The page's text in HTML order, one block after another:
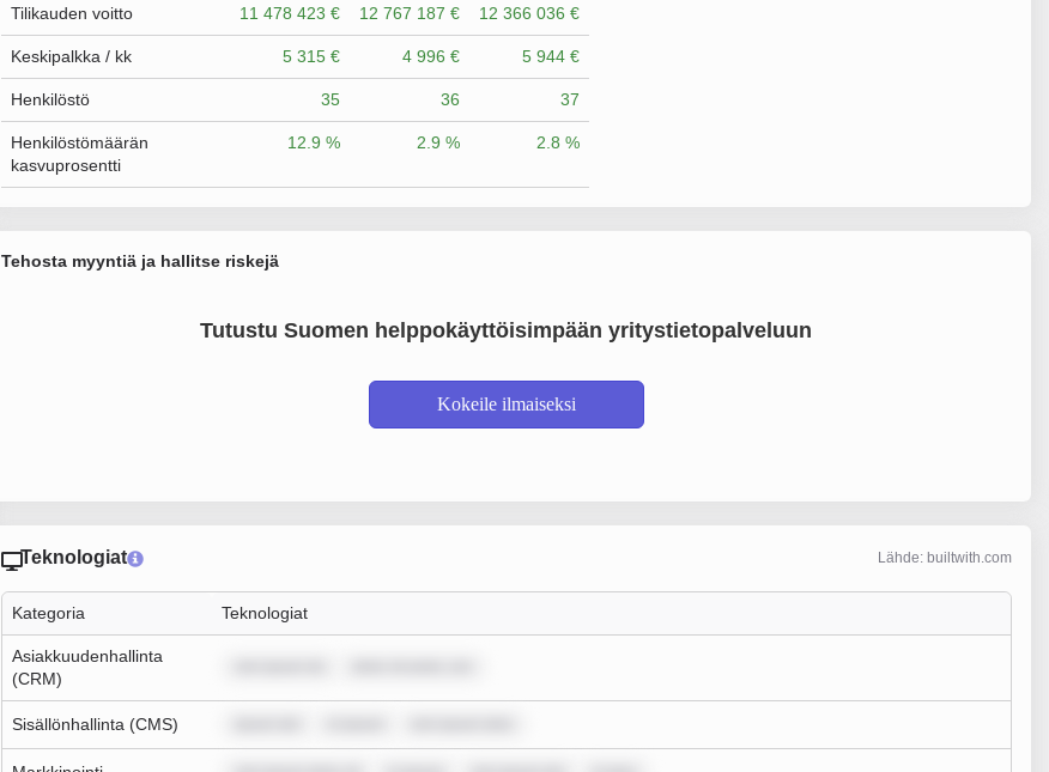
Tilikauden voitto 11 478 423 € 12 767 187 € 12 366 036 €
Keskipalkka / kk 5 315 € 4 996 € 5 944 €
Henkilöstö 35 36 37
Henkilöstömäärän
kasvuprosentti
12.9 % 2.9 % 2.8 %
Tehosta myyntiä ja hallitse riskejä
Tutustu Suomen helppokäyttöisimpään yritystietopalveluun
Kokeile ilmaiseksi
Teknologiat Lähde: builtwith.com
Kategoria Teknologiat
Asiakkuudenhallinta
(CRM)
Sisällönhallinta (CMS)